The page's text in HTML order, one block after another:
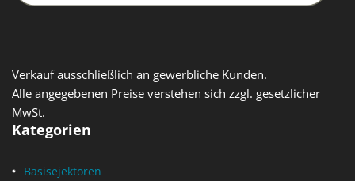
Verkauf ausschließlich an gewerbliche Kunden.
Alle angegebenen Preise verstehen sich zzgl. gesetzlicher
MwSt.
Kategorien
Basisejektoren